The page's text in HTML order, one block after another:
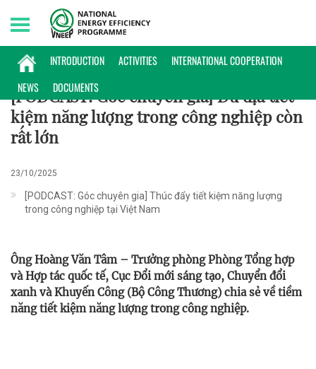
INTRODUCTION ACTIVITIES
INTERNATIONAL COOPERATION
NEWS
DOCUMENTS
Friday, 07/08/2026 | 04:09 GMT+7
PODCAST
[PODCAST: Góc chuyên gia] Dư địa tiết
kiệm năng lượng trong công nghiệp còn
rất lớn
23/10/2025
[PODCAST: Góc chuyên gia] Thúc đẩy tiết kiệm năng lượng
trong công nghiệp tại Việt Nam
Ông Hoàng Văn Tâm – Trưởng phòng Phòng Tổng hợp
và Hợp tác quốc tế, Cục Đổi mới sáng tạo, Chuyển đổi
xanh và Khuyến Công (Bộ Công Thương) chia sẻ về tiềm
năng tiết kiệm năng lượng trong công nghiệp.